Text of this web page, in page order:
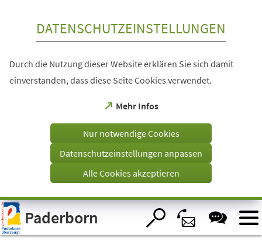
Visuelle
Assistenzsoftware
öffnen.
DATENSCHUTZEINSTELLUNGEN
Durch die Nutzung dieser Website erklären Sie sich damit
einverstanden, dass diese Seite Cookies verwendet.
Mehr Infos
(Öffnet
einem
Tab)
Nur notwendige Cookies
Datenschutzeinstellungen anpassen
Alle Cookies akzeptieren
Paderborn